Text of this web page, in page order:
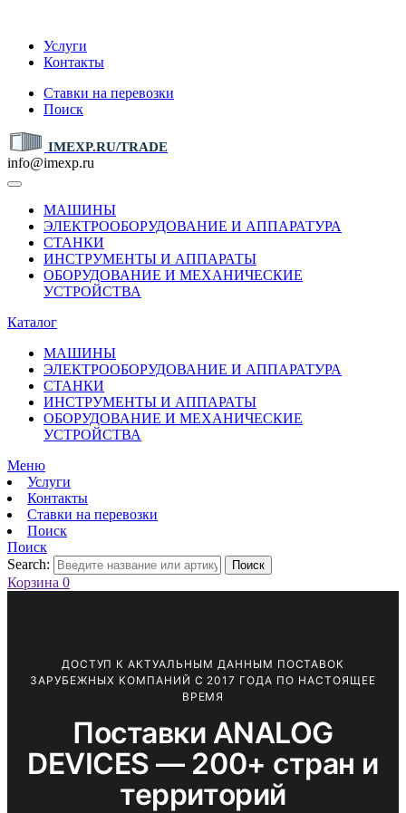
Услуги
Контакты
Ставки на перевозки
Поиск
IMEXP.RU/TRADE
info@imexp.ru
МАШИНЫ
ЭЛЕКТРООБОРУДОВАНИЕ И АППАРАТУРА
СТАНКИ
ИНСТРУМЕНТЫ И АППАРАТЫ
ОБОРУДОВАНИЕ И МЕХАНИЧЕСКИЕ
УСТРОЙСТВА
Каталог
МАШИНЫ
ЭЛЕКТРООБОРУДОВАНИЕ И АППАРАТУРА
СТАНКИ
ИНСТРУМЕНТЫ И АППАРАТЫ
ОБОРУДОВАНИЕ И МЕХАНИЧЕСКИЕ
УСТРОЙСТВА
Меню
Услуги
Контакты
Ставки на перевозки
Поиск
Поиск
Search:
Поиск
Корзина 0
ДОСТУП К АКТУАЛЬНЫМ ДАННЫМ ПОСТАВОК
ЗАРУБЕЖНЫХ КОМПАНИЙ С 2017 ГОДА ПО НАСТОЯЩЕЕ
ВРЕМЯ
Поставки ANALOG
DEVICES — 200+ стран и
территорий